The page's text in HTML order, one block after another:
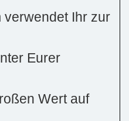
Ihr zur
Eurer
Wert auf